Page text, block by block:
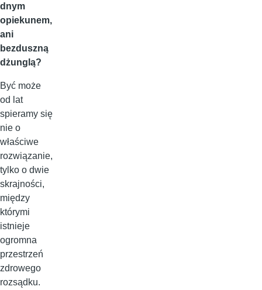
dnym
opiekunem,
ani
bezduszną
dżunglą?
Być może
od lat
spieramy się
nie o
właściwe
rozwiązanie,
tylko o dwie
skrajności,
między
którymi
istnieje
ogromna
przestrzeń
zdrowego
rozsądku.